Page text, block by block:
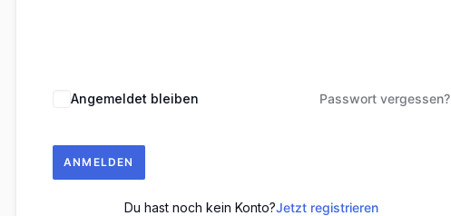
Angemeldet bleiben Passwort vergessen?
ANMELDEN
Du hast noch kein Konto?Jetzt registrieren